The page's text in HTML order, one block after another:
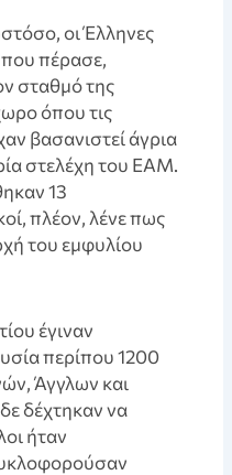
οι Έλληνες
πέρασε,
σταθμό της
όπου τις
βασανιστεί άγρια
στελέχη του ΕΑΜ.
13
πλέον, λένε πως
του εμφυλίου
έγιναν
περίπου 1200
Άγγλων και
δέχτηκαν να
ήταν